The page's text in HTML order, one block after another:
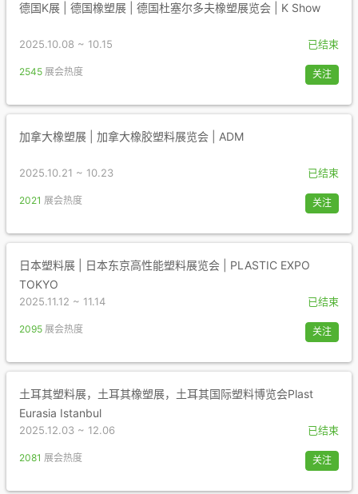
德国K展 | 德国橡塑展 | 德国杜塞尔多夫橡塑展览会 | K Show
2025.10.08 ~ 10.15 已结束
2545 展会热度 关注
加拿大橡塑展 | 加拿大橡胶塑料展览会 | ADM
2025.10.21 ~ 10.23 已结束
2021 展会热度 关注
日本塑料展 | 日本东京高性能塑料展览会 | PLASTIC EXPO
TOKYO
2025.11.12 ~ 11.14 已结束
2095 展会热度 关注
土耳其塑料展，土耳其橡塑展，土耳其国际塑料博览会Plast
Eurasia Istanbul
2025.12.03 ~ 12.06 已结束
2081 展会热度 关注